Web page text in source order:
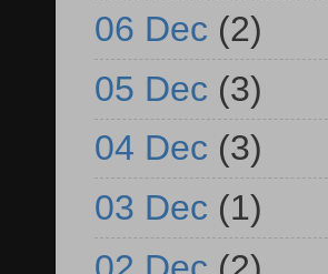
06 Dec (2)
05 Dec (3)
04 Dec (3)
03 Dec (1)